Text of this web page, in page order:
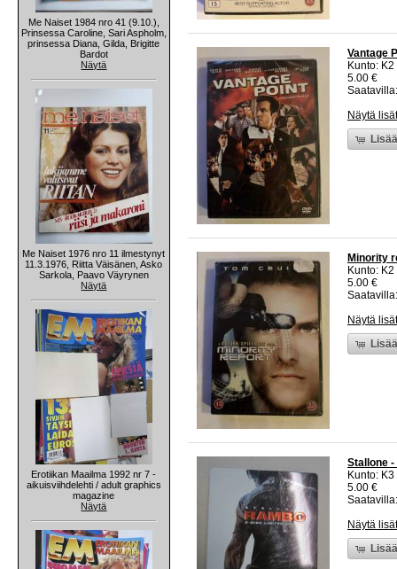
Me Naiset 1984 nro 41 (9.10.),
Prinsessa Caroline, Sari Aspholm,
prinsessa Diana, Gilda, Brigitte
Bardot
Näytä
Me Naiset 1976 nro 11 ilmestynyt
11.3.1976, Riitta Väisänen, Asko
Sarkola, Paavo Väyrynen
Näytä
Erotiikan Maailma 1992 nr 7 -
aikuisviihdelehti / adult graphics
magazine
Näytä
Vantage
Kunto:
5.00 €
Näytä
Minority
Kunto:
5.00 €
Näytä
Stallone
Kunto:
5.00 €
Näytä